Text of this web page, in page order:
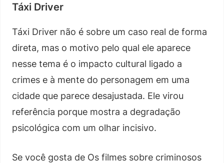
Táxi Driver
Táxi Driver não é sobre um caso real de forma
direta, mas o motivo pelo qual ele aparece
nesse tema é o impacto cultural ligado a
crimes e à mente do personagem em uma
cidade que parece desajustada. Ele virou
referência porque mostra a degradação
psicológica com um olhar incisivo.
Se você gosta de Os filmes sobre criminosos